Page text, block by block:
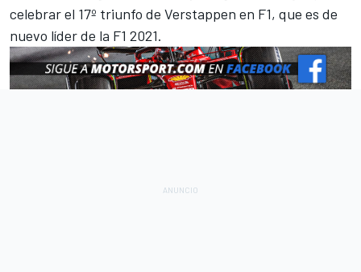
celebrar el 17º triunfo de Verstappen en F1, que es de
nuevo líder de la F1 2021.